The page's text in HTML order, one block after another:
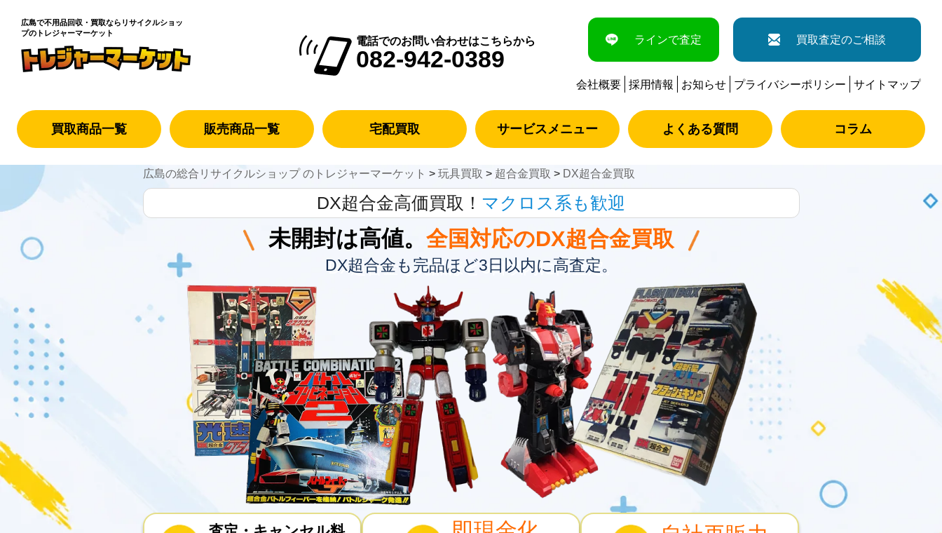
広島で不用品回収・買取なら リサイクルショッ
プのトレジャーマーケット
電話でのお問い合わせはこちらから
082-942-0389
ラインで査定 買取査定のご相談
会社概要 採用情報 お知らせ プライバシーポリシー サイトマップ
買取商品一覧 販売商品一覧 宅配買取 サービスメニュー よくある質問 コラム
広島の総合リサイクルショップ のトレジャーマーケット > 玩具買取 > 超合金買取 > DX超合金買取
DX超合金高価買取！ マクロス系も歓迎
未開封は高値。 全国対応のDX超合金買取
DX超合金も完品ほど3日以内に高査定。